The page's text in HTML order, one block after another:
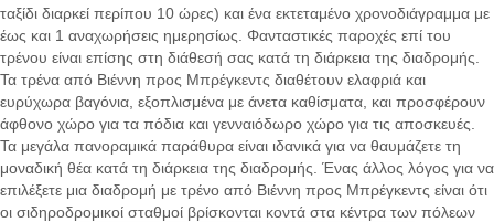
ταξίδι διαρκεί περίπου 10 ώρες) και ένα εκτεταμένο χρονοδιάγραμμα με
έως και 1 αναχωρήσεις ημερησίως. Φανταστικές παροχές επί του
τρένου είναι επίσης στη διάθεσή σας κατά τη διάρκεια της διαδρομής.
Τα τρένα από Βιέννη προς Μπρέγκεντς διαθέτουν ελαφριά και
ευρύχωρα βαγόνια, εξοπλισμένα με άνετα καθίσματα, και προσφέρουν
άφθονο χώρο για τα πόδια και γενναιόδωρο χώρο για τις αποσκευές.
Τα μεγάλα πανοραμικά παράθυρα είναι ιδανικά για να θαυμάζετε τη
μοναδική θέα κατά τη διάρκεια της διαδρομής. Ένας άλλος λόγος για να
επιλέξετε μια διαδρομή με τρένο από Βιέννη προς Μπρέγκεντς είναι ότι
οι σιδηροδρομικοί σταθμοί βρίσκονται κοντά στα κέντρα των πόλεων